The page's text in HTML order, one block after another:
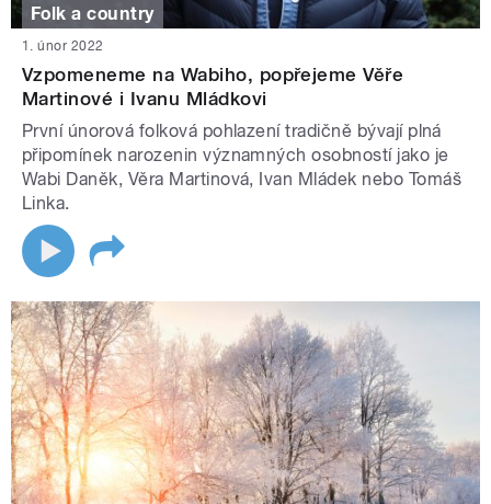
Folk a country
1. únor 2022
Vzpomeneme na Wabiho, popřejeme Věře
Martinové i Ivanu Mládkovi
První únorová folková pohlazení tradičně bývají plná
připomínek narozenin významných osobností jako je
Wabi Daněk, Věra Martinová, Ivan Mládek nebo Tomáš
Linka.